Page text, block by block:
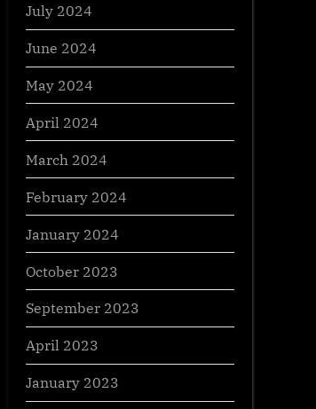
July 2024
June 2024
May 2024
April 2024
March 2024
February 2024
January 2024
October 2023
September 2023
April 2023
January 2023